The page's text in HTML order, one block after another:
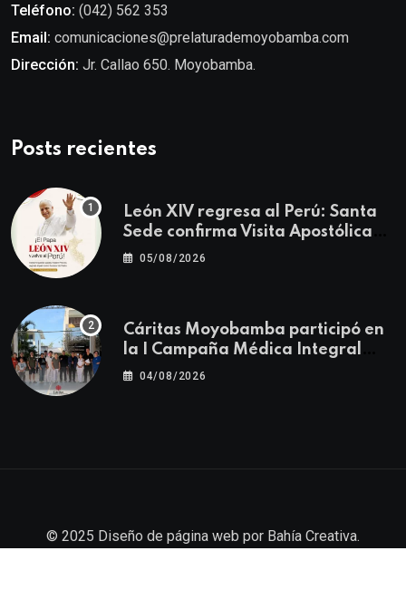
Teléfono: (042) 562 353
Email: comunicaciones@prelaturademoyobamba.com
Dirección: Jr. Callao 650. Moyobamba.
Posts recientes
León XIV regresa al Perú: Santa
Sede confirma Visita Apostólica
del 11 al 17 de noviembre
05/08/2026
Cáritas Moyobamba participó en
la I Campaña Médica Integral
Gratuita llevando salud y
04/08/2026
© 2025 Diseño de página web por Bahía Creativa.